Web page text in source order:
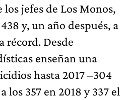
jefes de Los Monos,
y, un año después, a
récord. Desde
enseñan una
hasta 2017 –304
los 357 en 2018 y 337 el